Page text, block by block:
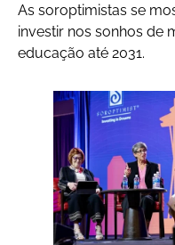
As soroptimistas se
investir nos sonhos de
educação até 2031.